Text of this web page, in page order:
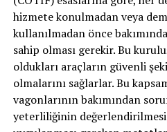
hizmete konulmadan veya
kullanılmadan önce
sahip olması gerekir. Bu
oldukları araçların güvenli
olmalarını sağlarlar. Bu
vagonlarının bakımından
yeterliliğinin